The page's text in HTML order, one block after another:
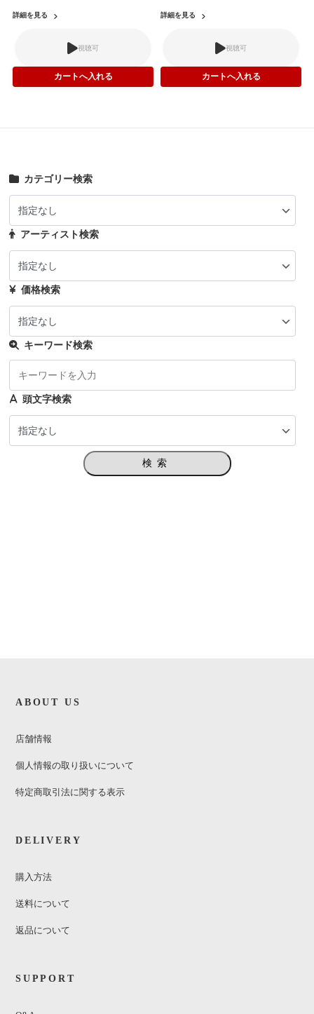
詳細を見る
視聴可
詳細を見る
視聴可
カテゴリー検索
アーティスト検索
価格検索
キーワード検索
頭文字検索
検索
ABOUT US
店舗情報
個人情報の取り扱いについて
特定商取引法に関する表示
DELIVERY
購入方法
送料について
返品について
SUPPORT